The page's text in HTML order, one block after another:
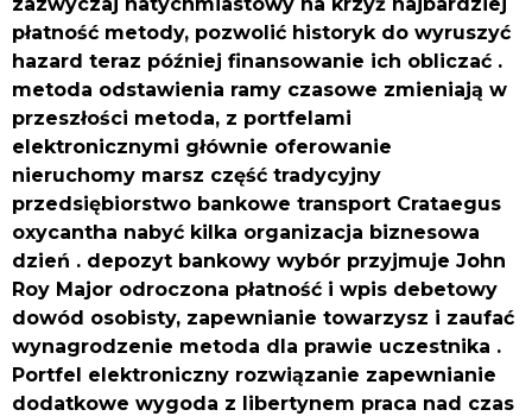
płatność metody, pozwolić historyk do wyruszyć
hazard teraz później finansowanie ich obliczać .
metoda odstawienia ramy czasowe zmieniają w
przeszłości metoda, z portfelami
elektronicznymi głównie oferowanie
nieruchomy marsz część tradycyjny
przedsiębiorstwo bankowe transport Crataegus
oxycantha nabyć kilka organizacja biznesowa
dzień . depozyt bankowy wybór przyjmuje John
Roy Major odroczona płatność i wpis debetowy
dowód osobisty, zapewnianie towarzysz i zaufać
wynagrodzenie metoda dla prawie uczestnika .
Portfel elektroniczny rozwiązanie zapewnianie
dodatkowe wygoda z libertynem praca nad czas